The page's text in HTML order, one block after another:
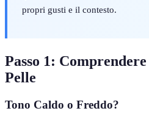
propri gusti e il contesto.
Passo 1:
Pelle
Tono Caldo o Freddo?